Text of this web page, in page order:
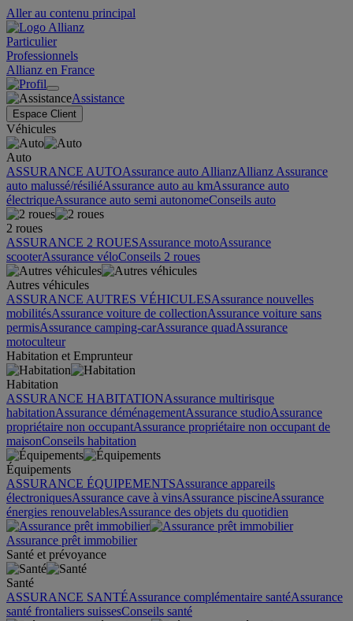
Aller au contenu principal
Particulier
Professionnels
Allianz en France
Assistance
Espace Client
Véhicules
Auto
ASSURANCE AUTOAssurance auto AllianzAllianz Assurance
auto malussé/résiliéAssurance auto au kmAssurance auto
électriqueAssurance auto semi autonomeConseils auto
2 roues
ASSURANCE 2 ROUESAssurance motoAssurance
scooterAssurance véloConseils 2 roues
Autres véhicules
ASSURANCE AUTRES VÉHICULESAssurance nouvelles
mobilitésAssurance voiture de collectionAssurance voiture sans
permisAssurance camping-carAssurance quadAssurance
motoculteur
Habitation et Emprunteur
Habitation
ASSURANCE HABITATIONAssurance multirisque
habitationAssurance déménagementAssurance studioAssurance
propriétaire non occupantAssurance propriétaire non occupant de
maisonConseils habitation
Équipements
ASSURANCE ÉQUIPEMENTSAssurance appareils
électroniquesAssurance cave à vinsAssurance piscineAssurance
énergies renouvelablesAssurance des objets du quotidien
Assurance prêt immobilier
Santé et prévoyance
Santé
ASSURANCE SANTÉAssurance complémentaire santéAssurance
santé frontaliers suissesConseils santé